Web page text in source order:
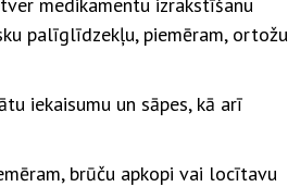
palīglīdzekļu, piemēram, ortožu
iekaisumu un sāpes, kā arī
brūču apkopi vai locītavu